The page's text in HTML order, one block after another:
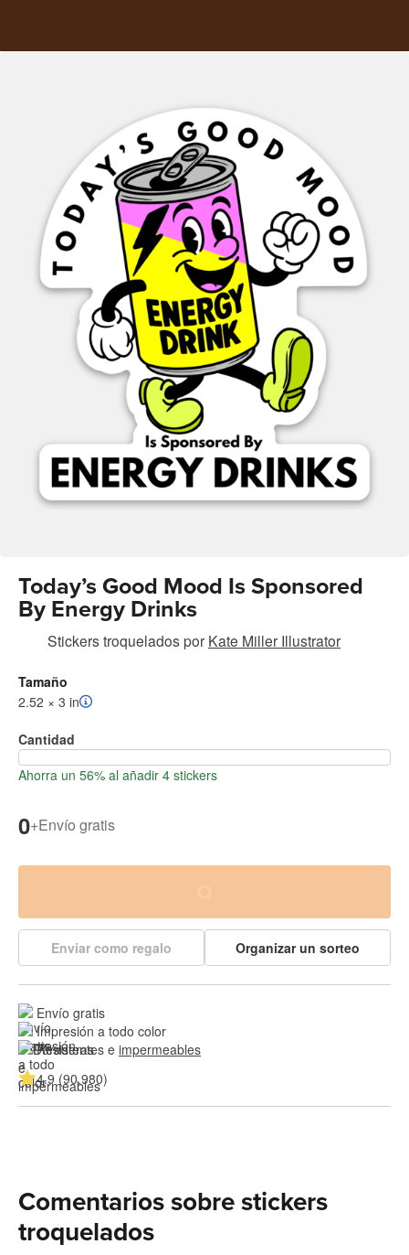
Today’s Good Mood Is Sponsored
By Energy Drinks
Stickers troqueladospor Kate Miller Illustrator
Tamaño
2.52 × 3 in
Cantidad
Ahorra un 56% al añadir 4 stickers
0+Envío gratis
Enviar como regalo Organizar un sorteo
Envío gratis
Impresión a todo color
Resistentes e impermeables
4.9 (90,980)
Comentarios sobre stickers
troquelados